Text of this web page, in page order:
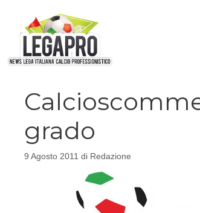
contenuto
grado
9 Agosto 2011 di Redazione